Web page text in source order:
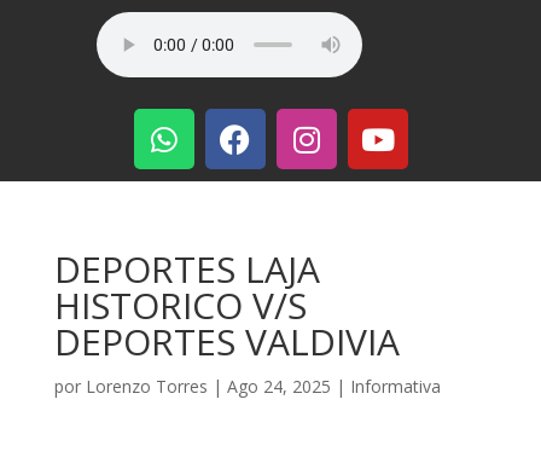
DEPORTES LAJA
HISTORICO V/S
DEPORTES VALDIVIA
por Lorenzo Torres | Ago 24, 2025 | Informativa